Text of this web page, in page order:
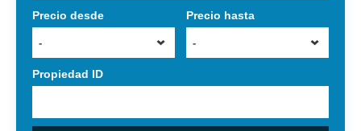
Precio desde
-
Precio hasta
-
Propiedad ID